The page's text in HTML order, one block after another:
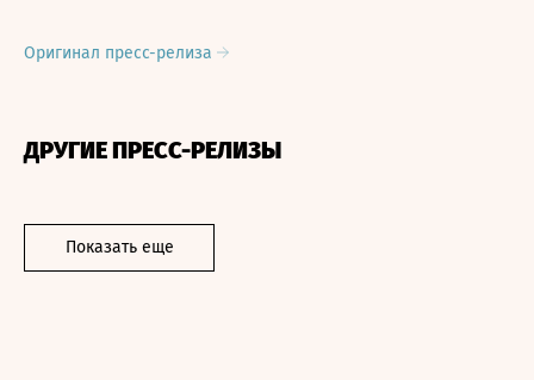
Оригинал пресс-релиза
ДРУГИЕ ПРЕСС-РЕЛИЗЫ
Показать еще